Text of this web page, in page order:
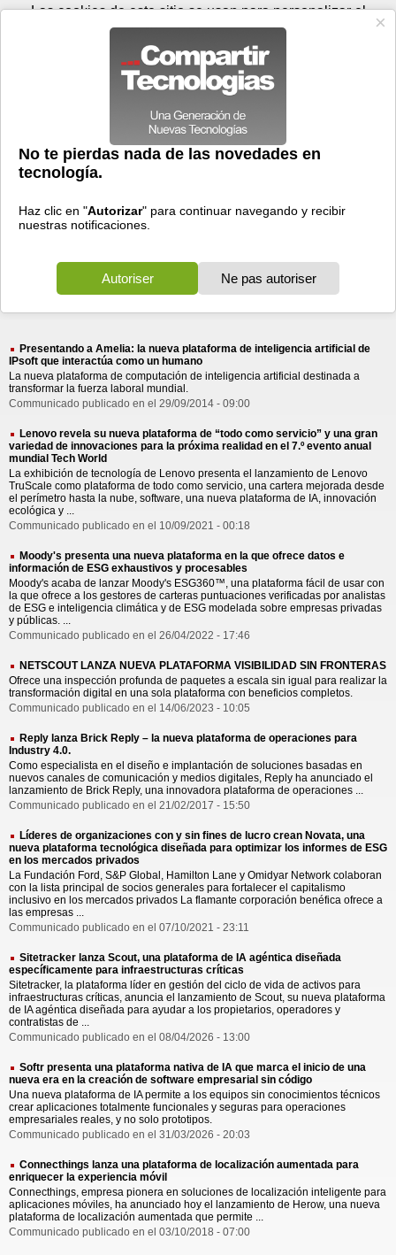
Prensa Videos
> nueva plataforma
nueva plataforma inteligencia
1150 resultados Ordenar por fecha-Ordenar por pertinencia
Presentando a Amelia: la nueva plataforma de inteligencia artificial de
IPsoft que interactúa como un humano
La nueva plataforma de computación de inteligencia artificial destinada a
transformar la fuerza laboral mundial.
Communicado publicado en el 29/09/2014 - 09:00
Lenovo revela su nueva plataforma de “todo como servicio” y una gran
variedad de innovaciones para la próxima realidad en el 7.º evento anual
mundial Tech World
La exhibición de tecnología de Lenovo presenta el lanzamiento de Lenovo
TruScale como plataforma de todo como servicio, una cartera mejorada desde
el perímetro hasta la nube, software, una nueva plataforma de IA, innovación
ecológica y ...
Communicado publicado en el 10/09/2021 - 00:18
Moody's presenta una nueva plataforma en la que ofrece datos e
información de ESG exhaustivos y procesables
Moody's acaba de lanzar Moody's ESG360™, una plataforma fácil de usar con
la que ofrece a los gestores de carteras puntuaciones verificadas por analistas
de ESG e inteligencia climática y de ESG modelada sobre empresas privadas
y públicas. ...
Communicado publicado en el 26/04/2022 - 17:46
NETSCOUT LANZA NUEVA PLATAFORMA VISIBILIDAD SIN FRONTERAS
Ofrece una inspección profunda de paquetes a escala sin igual para realizar la
transformación digital en una sola plataforma con beneficios completos.
Communicado publicado en el 14/06/2023 - 10:05
Reply lanza Brick Reply – la nueva plataforma de operaciones para
Industry 4.0.
Como especialista en el diseño e implantación de soluciones basadas en
nuevos canales de comunicación y medios digitales, Reply ha anunciado el
lanzamiento de Brick Reply, una innovadora plataforma de operaciones ...
Communicado publicado en el 21/02/2017 - 15:50
Líderes de organizaciones con y sin fines de lucro crean Novata, una
nueva plataforma tecnológica diseñada para optimizar los informes de ESG
en los mercados privados
La Fundación Ford, S&P Global, Hamilton Lane y Omidyar Network colaboran
con la lista principal de socios generales para fortalecer el capitalismo
inclusivo en los mercados privados La flamante corporación benéfica ofrece a
las empresas ...
Communicado publicado en el 07/10/2021 - 23:11
Sitetracker lanza Scout, una plataforma de IA agéntica diseñada
específicamente para infraestructuras críticas
Sitetracker, la plataforma líder en gestión del ciclo de vida de activos para
infraestructuras críticas, anuncia el lanzamiento de Scout, su nueva plataforma
de IA agéntica diseñada para ayudar a los propietarios, operadores y
contratistas de ...
Communicado publicado en el 08/04/2026 - 13:00
Softr presenta una plataforma nativa de IA que marca el inicio de una
nueva era en la creación de software empresarial sin código
Una nueva plataforma de IA permite a los equipos sin conocimientos técnicos
crear aplicaciones totalmente funcionales y seguras para operaciones
empresariales reales, y no solo prototipos.
Communicado publicado en el 31/03/2026 - 20:03
Connecthings lanza una plataforma de localización aumentada para
enriquecer la experiencia móvil
Connecthings, empresa pionera en soluciones de localización inteligente para
aplicaciones móviles, ha anunciado hoy el lanzamiento de Herow, una nueva
plataforma de localización aumentada que permite ...
Communicado publicado en el 03/10/2018 - 07:00
Sábado 08 de agosto - 06:59 Registrar Conectar
Las cookies de este sitio se usan para personalizar el
contenido y los anuncios, para ofrecer funciones de medios
sociales y para analizar el tráfico. Además, compartimos
información sobre el uso que haga del sitio web con nuestros
partners de medios sociales, de publicidad y de análisis
web.
OK